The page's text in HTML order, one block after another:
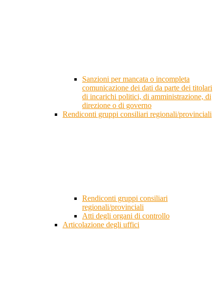
Sanzioni per mancata o incompleta
comunicazione dei dati da parte dei titolari
di incarichi politici, di amministrazione, di
direzione o di governo
Rendiconti gruppi consiliari regionali/provinciali
Rendiconti gruppi consiliari
regionali/provinciali
Atti degli organi di controllo
Articolazione degli uffici